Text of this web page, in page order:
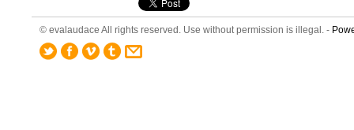
© evalaudace All rights reserved. Use without permission is illegal. -